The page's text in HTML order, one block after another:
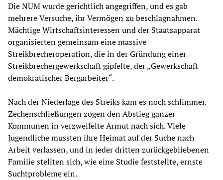
Die NUM wurde gerichtlich angegriffen, und es gab
mehrere Versuche, ihr Vermögen zu beschlagnahmen.
Mächtige Wirtschaftsinteressen und der Staatsapparat
organisierten gemeinsam eine massive
Streikbrecheroperation, die in der Gründung einer
Streikbrechergewerkschaft gipfelte, der „Gewerkschaft
demokratischer Bergarbeiter“.
Nach der Niederlage des Streiks kam es noch schlimmer.
Zechenschließungen zogen den Abstieg ganzer
Kommunen in verzweifelte Armut nach sich. Viele
Jugendliche mussten ihre Heimat auf der Suche nach
Arbeit verlassen, und in jeder dritten zurückgebliebenen
Familie stellten sich, wie eine Studie feststellte, ernste
Suchtprobleme ein.